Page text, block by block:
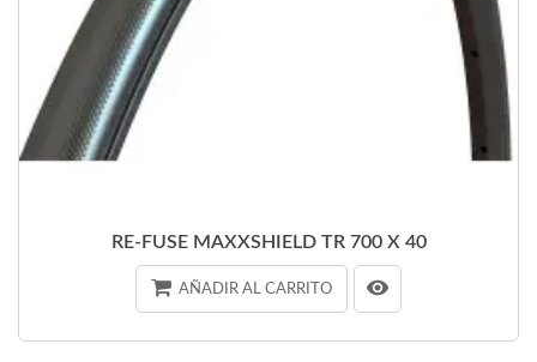
RE-FUSE MAXXSHIELD TR 700 X 40
AÑADIR AL CARRITO